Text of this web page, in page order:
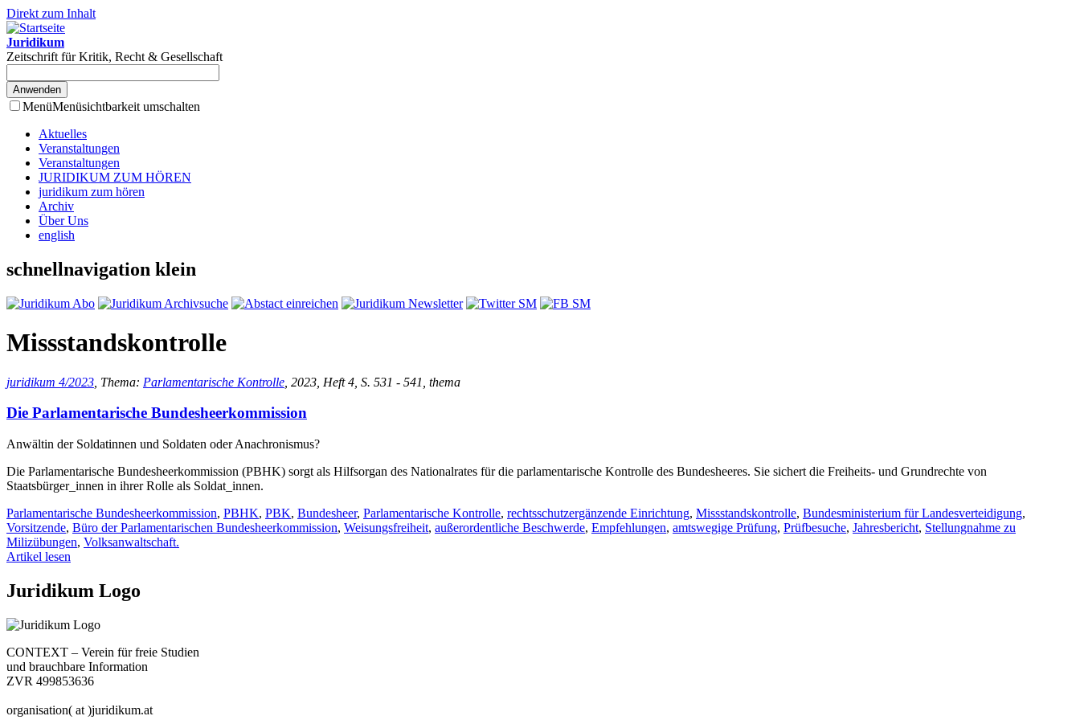
Direkt zum Inhalt
Juridikum
Zeitschrift für Kritik, Recht & Gesellschaft
MenüMenüsichtbarkeit umschalten
Aktuelles
Veranstaltungen
Veranstaltungen
JURIDIKUM ZUM HÖREN
juridikum zum hören
Archiv
Über Uns
english
schnellnavigation klein
Missstandskontrolle
juridikum 4/2023 , Thema: Parlamentarische Kontrolle , 2023, Heft 4, S. 531 - 541, thema
Die Parlamentarische Bundesheerkommission
Anwältin der Soldatinnen und Soldaten oder Anachronismus?
Die Parlamentarische Bundesheerkommission (PBHK) sorgt als Hilfsorgan des Nationalrates für die parlamentarische Kontrolle des Bundesheeres. Sie sichert die Freiheits- und Grundrechte von
Staatsbürger_innen in ihrer Rolle als Soldat_innen.
Parlamentarische Bundesheerkommission, PBHK, PBK, Bundesheer, Parlamentarische Kontrolle, rechtsschutzergänzende Einrichtung, Missstandskontrolle, Bundesministerium für Landesverteidigung,
Vorsitzende, Büro der Parlamentarischen Bundesheerkommission, Weisungsfreiheit, außerordentliche Beschwerde, Empfehlungen, amtswegige Prüfung, Prüfbesuche, Jahresbericht, Stellungnahme zu
Milizübungen, Volksanwaltschaft.
Artikel lesen
Juridikum Logo
CONTEXT – Verein für freie Studien
und brauchbare Information
ZVR 499853636
organisation( at )juridikum.at